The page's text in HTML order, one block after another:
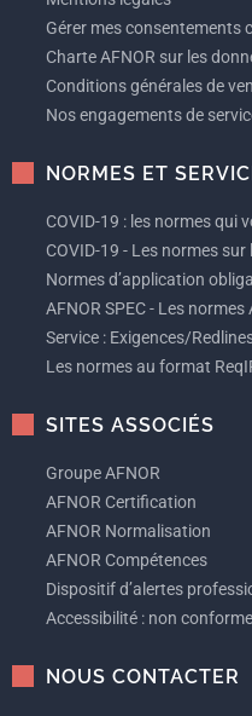
Gérer mes consentements
Charte AFNOR sur les
Conditions générales de
Nos engagements de
NORMES ET
COVID-19 : les normes qui
COVID-19 - Les normes
Normes d’application
AFNOR SPEC - Les normes
Service : Exigences/
Les normes au format
SITES ASSOCIÉS
Groupe AFNOR
AFNOR Certification
AFNOR Normalisation
AFNOR Compétences
Dispositif d’alertes
Accessibilité : non conforme
NOUS CONTACTER